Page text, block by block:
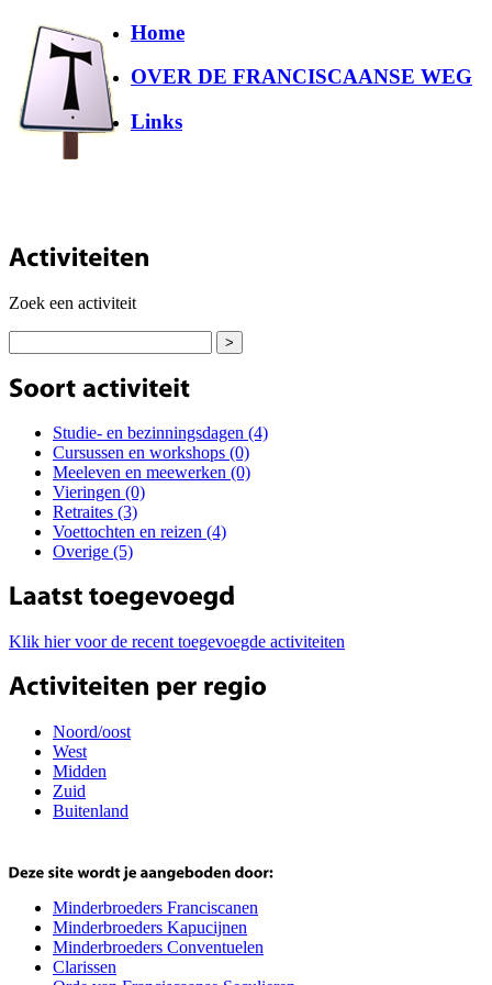
Home
OVER DE FRANCISCAANSE WEG
Links
Zoek een activiteit
Studie- en bezinningsdagen (4)
Cursussen en workshops (0)
Meeleven en meewerken (0)
Vieringen (0)
Retraites (3)
Voettochten en reizen (4)
Overige (5)
Klik hier voor de recent toegevoegde activiteiten
Noord/oost
West
Midden
Zuid
Buitenland
Minderbroeders Franciscanen
Minderbroeders Kapucijnen
Minderbroeders Conventuelen
Clarissen